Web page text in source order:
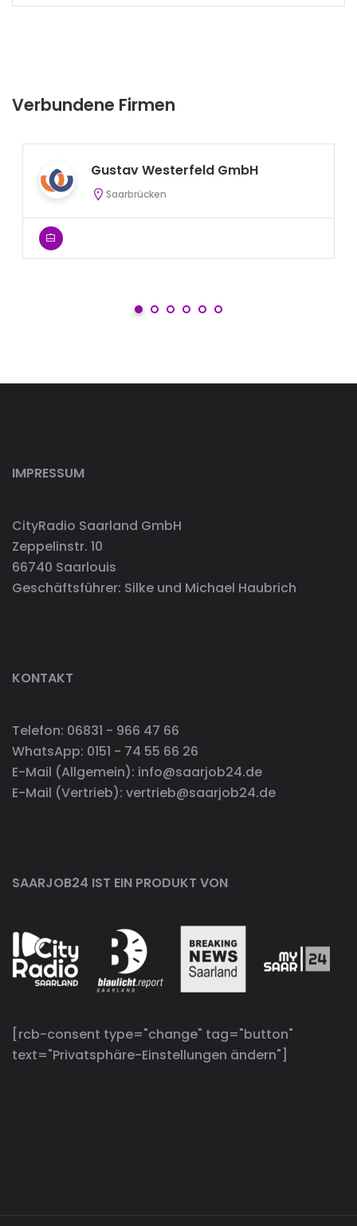
Verbundene Firmen
Gustav Westerfeld GmbH
Saarbrücken
IMPRESSUM
CityRadio Saarland GmbH
Zeppelinstr. 10
66740 Saarlouis
Geschäftsführer: Silke und Michael Haubrich
KONTAKT
Telefon: 06831 - 966 47 66
WhatsApp: 0151 - 74 55 66 26
E-Mail (Allgemein): info@saarjob24.de
E-Mail (Vertrieb): vertrieb@saarjob24.de
SAARJOB24 IST EIN PRODUKT VON
[rcb-consent type="change" tag="button"
text="Privatsphäre-Einstellungen ändern"]